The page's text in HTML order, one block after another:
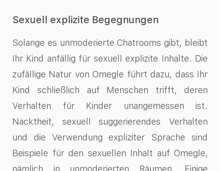
Sexuell explizite Begegnungen
Solange es unmoderierte Chatrooms gibt, bleibt
Ihr Kind anfällig für sexuell explizite Inhalte. Die
zufällige Natur von Omegle führt dazu, dass Ihr
Kind schließlich auf Menschen trifft, deren
Verhalten für Kinder unangemessen ist.
Nacktheit, sexuell suggerierendes Verhalten
und die Verwendung expliziter Sprache sind
Beispiele für den sexuellen Inhalt auf Omegle,